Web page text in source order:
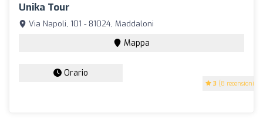
Unika Tour
3 (8 recensioni)
Via Napoli, 101 - 81024, Maddaloni
Mappa
Orario